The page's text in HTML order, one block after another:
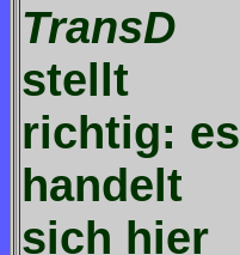
TransD
stellt
richtig: es
handelt
sich hier